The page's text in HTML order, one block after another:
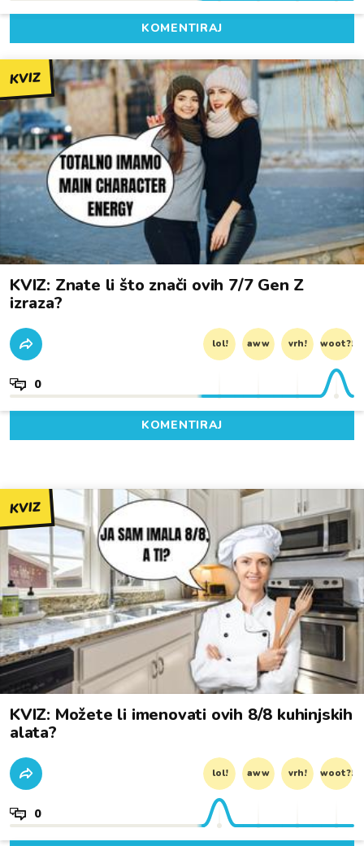
KOMENTIRAJ
KVIZ
KVIZ: Znate li što znači ovih 7/7 Gen Z
izraza?
lol! aww vrh! woot?!
0
KOMENTIRAJ
KVIZ
KVIZ: Možete li imenovati ovih 8/8 kuhinjskih
alata?
lol! aww vrh! woot?!
0